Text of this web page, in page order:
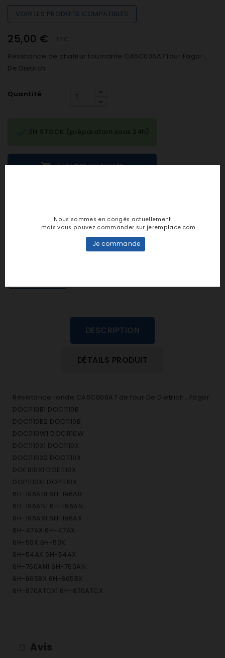
VOIR LES PRODUITS COMPATIBLES
25,00 €
Résistance de chaleur tournante CA5C006A7 four Fagor ,
De Dietrich
Quantité
 AJOUTER AU PANIER
EN STOCK (préparation sous 24h)
personne n'a encore posté d'avis
DESCRIPTION
DÉTAILS PRODUIT
Résistance ronde CA5C006A7 de four De Dietrich , Fagor
DOC1110B1 DOC1110B
DOC1110B2 DOC1110B
DOC1110W1 DOC1110W
DOC1110X1 DOC1110X
DOC1110X2 DOC1110X
DOE1110X1 DOE1110X
DOP1110X1 DOP1110X
6H-196AB1 6H-196AB
6H-196AN1 6H-196AN
6H-196AX1 6H-196AX
6H-47AX 6H-47AX
6H-50X 6H-50X
6H-54AX 6H-54AX
6H-760AN1 6H-760AN
6H-865BX 6H-865BX
6H-870ATCX1 6H-870ATCX
901010004 6H-196AB
Avis
Nous sommes en congés actuellement
mais vous pouvez commander sur jeremplace.com
Je commande